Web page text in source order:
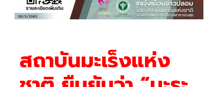
สถาบันมะเร็งแห่ง